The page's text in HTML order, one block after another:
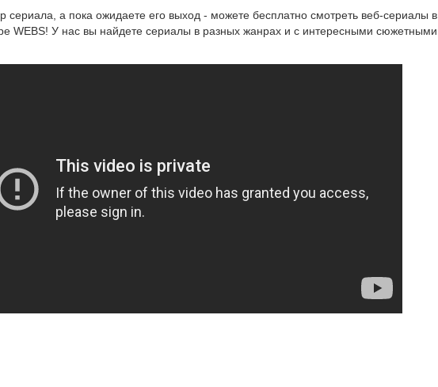
сериала, а пока ожидаете его выход - можете бесплатно смотреть веб-сериалы в
WEBS! У нас вы найдете сериалы в разных жанрах и с интересными сюжетными